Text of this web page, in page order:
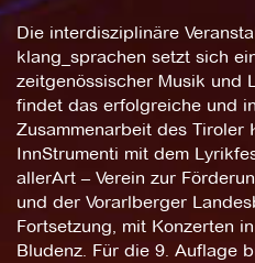
Die interdisziplinäre
klang_sprachen setzt sich
zeitgenössischer Musik und
findet das erfolgreiche und
Zusammenarbeit des Tiroler
InnStrumenti mit dem
allerArt – Verein zur
und der Vorarlberger
Fortsetzung, mit Konzerten
Bludenz. Für die 9. Auflage